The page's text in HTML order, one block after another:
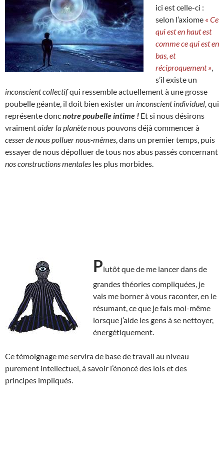
ici est celle-ci :
selon l’axiome « Ce
qui est en haut est
comme ce qui est en
bas, et
réciproquement »
s’il existe un
inconscient collectifqui ressemble actuellement à une grosse
poubelle géante, il doit bien exister un inconscient individuel, qui
représente doncnotre poubelle intime ! Et si nous désirons
vraimentaider la planète nous pouvons déjà commencer à
cesser de nous polluer nous-mêmes , dans un premier temps, puis
essayer de nous dépolluer de tous nos abus passés concernant
nos constructions mentales les plus morbides.
Plutôt que de me lancer dans de
grandes théories compliquées, je
vais me borner à vous raconter, en le
résumant, ce que je fais moi-même
lorsque j’aide les gens à se nettoyer,
énergétiquement.
Ce témoignage me servira de base de travail au niveau
purement intellectuel, à savoir l’énoncé des lois et des
principes impliqués.